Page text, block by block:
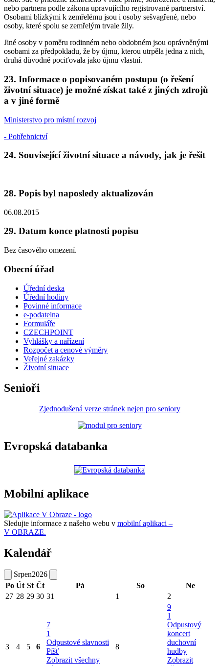
nebo partnera podle zákona upravujícího registrované partnerství.
Osobami blízkými k zemřelému jsou i osoby sešvagřené, nebo
osoby, které spolu se zemřelým trvale žily.
Jiné osoby v poměru rodinném nebo obdobném jsou oprávněnými
osobami za předpokladu, že by újmu, kterou utrpěla jedna z nich,
druhá důvodně pociťovala jako újmu vlastní.
23. Informace o popisovaném postupu (o řešení
životní situace) je možné získat také z jiných zdrojů
a v jiné formě
Ministerstvo pro místní rozvoj
- Pohřebnictví
24. Související životní situace a návody, jak je řešit
28. Popis byl naposledy aktualizován
06.08.2015
29. Datum konce platnosti popisu
Bez časového omezení.
Obecní úřad
Úřední deska
Úřední hodiny
Povinné informace
e-podatelna
Formuláře
CZECHPOINT
Vyhlášky a nařízení
Rozpočet a cenové výměry
Veřejné zakázky
Životní situace
Senioři
Zjednodušená verze stránek nejen pro seniory
Evropská databanka
Mobilní aplikace
Sledujte informace z našeho webu v mobilní aplikaci –
V OBRAZE.
Kalendář
Srpen2026
Po Út St Čt Pá So
Ne
27 28 29 30 31 1 2
3 4 5 6
7
1
Odpustové slavnosti
Píšť
Zobrazit všechny
8
9
1
Odpustový
koncert
duchovní
hudby
Zobrazit